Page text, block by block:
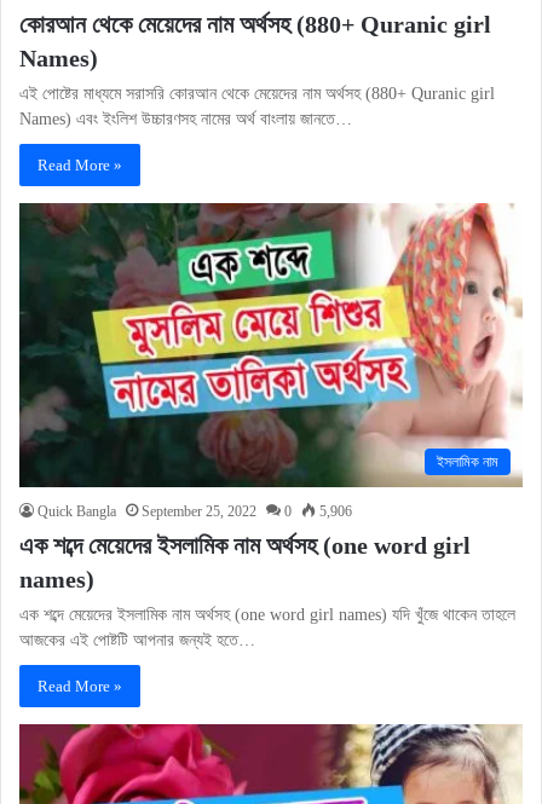
কোরআন থেকে মেয়েদের নাম অর্থসহ (880+ Quranic girl
Names)
এই পোষ্টের মাধ্যমে সরাসরি কোরআন থেকে মেয়েদের নাম অর্থসহ (880+ Quranic girl
Names) এবং ইংলিশ উচ্চারণসহ নামের অর্থ বাংলায় জানতে…
Read More »
ইসলামিক নাম
Quick Bangla September 25, 2022 0 5,906
এক শব্দে মেয়েদের ইসলামিক নাম অর্থসহ (one word girl
names)
এক শব্দে মেয়েদের ইসলামিক নাম অর্থসহ (one word girl names) যদি খুঁজে থাকেন তাহলে
আজকের এই পোষ্টটি আপনার জন্যই হতে…
Read More »